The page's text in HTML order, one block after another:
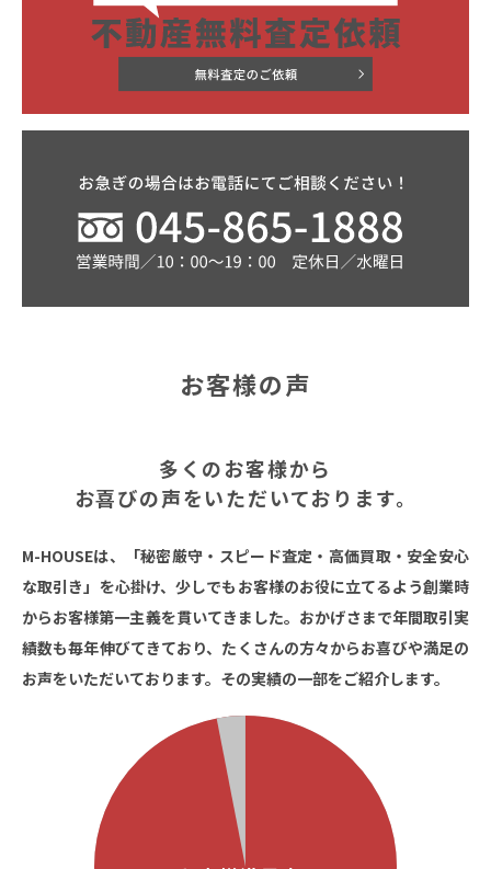
お客様の声
多くのお客様から
お喜びの声をいただいております。
M-HOUSEは、「秘密厳守・スピード査定・高価買取・安全安心
な取引き」を心掛け、少しでもお客様のお役に立てるよう創業時
からお客様第一主義を貫いてきました。 おかげさまで年間取引実
績数も毎年伸びてきており、たくさんの方々からお喜びや満足の
お声をいただいております。その実績の一部をご紹介します。